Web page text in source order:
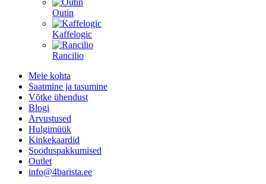
Outin
Kaffelogic
Rancilio
Meie kohta
Saatmine ja tasumine
Võtke ühendust
Blogi
Arvustused
Hulgimüük
Kinkekaardid
Sooduspakkumised
Outlet
info@4barista.ee